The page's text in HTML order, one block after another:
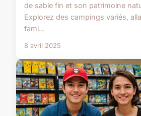
de sable fin et son patrimoine
Explorez des campings variés,
fami...
8 avril 2025